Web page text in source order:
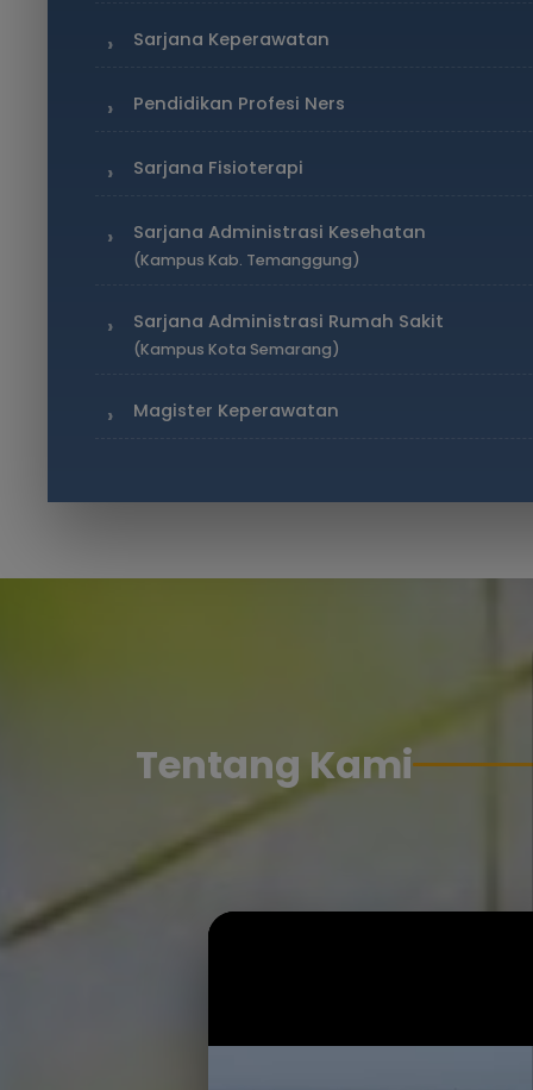
Sarjana Keperawatan
Pendidikan Profesi Ners
Sarjana Fisioterapi
Sarjana Administrasi Kesehatan
(Kampus Kab. Temanggung)
Sarjana Administrasi Rumah Sakit
(Kampus Kota Semarang)
Magister Keperawatan
Tentang Kami